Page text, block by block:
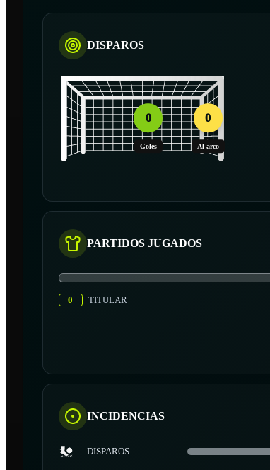
DISPAROS
0
Goles
0
Al arco
PARTIDOS JUGADOS
0 TITULAR
INCIDENCIAS
DISPAROS